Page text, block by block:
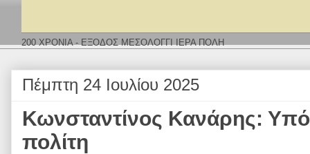
200 ΧΡΟΝΙΑ - ΕΞΟΔΟΣ ΜΕΣΟΛΟΓΓΙ ΙΕΡΑ ΠΟΛΗ
Πέμπτη 24 Ιουλίου 2025
Κωνσταντίνος Κανάρης:
πολίτη